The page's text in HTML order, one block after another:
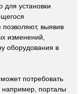
для установки
выявив
изменений,
оборудования в
потребовать
например, порталы